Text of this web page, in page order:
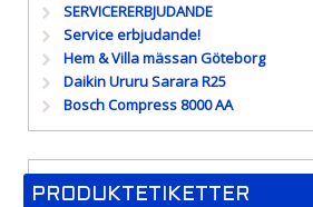
SERVICERERBJUDANDE
Service erbjudande!
Hem & Villa mässan Göteborg
Daikin Ururu Sarara R25
Bosch Compress 8000 AA
PRODUKTETIKETTER